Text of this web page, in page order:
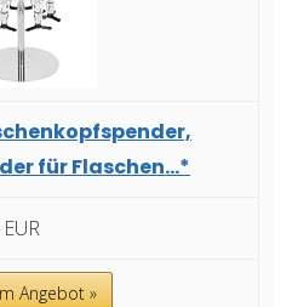
für Flaschen...*
Angebot »